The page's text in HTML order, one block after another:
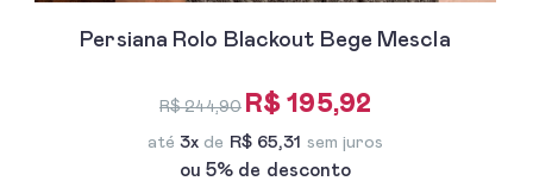
Persiana Rolo Blackout Bege Mescla
R$ 244,90 R$ 195,92
até 3x de R$ 65,31 sem juros
ou 5% de desconto